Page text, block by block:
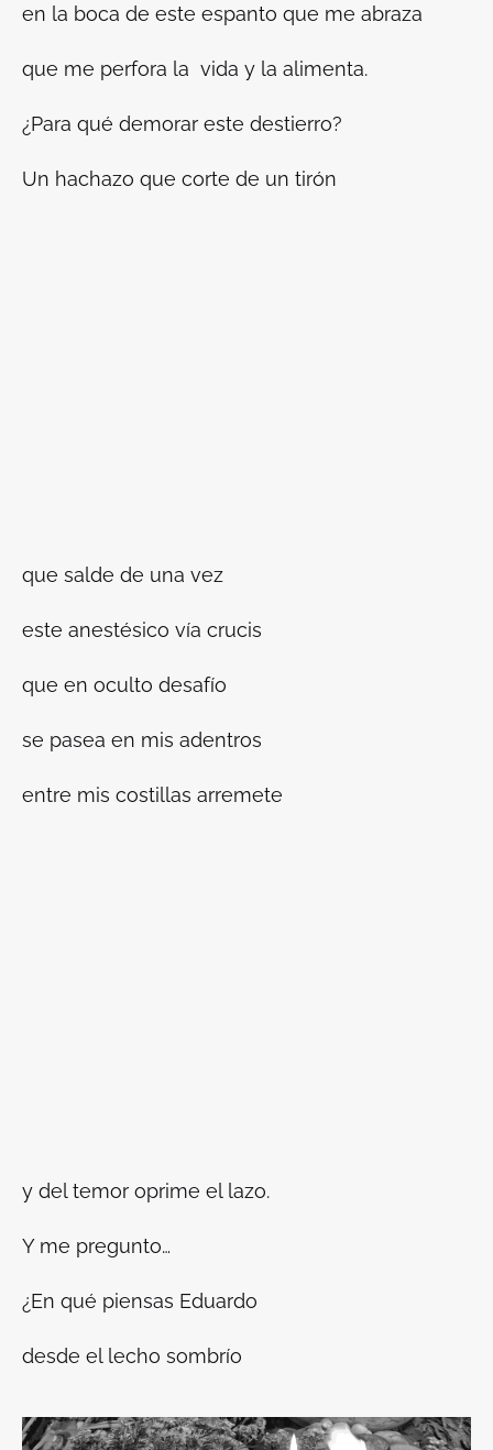
en la boca de este espanto que me abraza
que me perfora la vida y la alimenta.
¿Para qué demorar este destierro?
Un hachazo que corte de un tirón
que salde de una vez
este anestésico vía crucis
que en oculto desafío
se pasea en mis adentros
entre mis costillas arremete
y del temor oprime el lazo.
Y me pregunto…
¿En qué piensas Eduardo
desde el lecho sombrío